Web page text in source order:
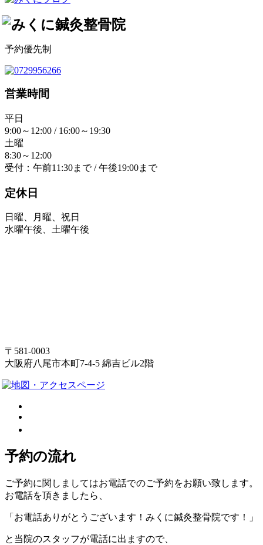
予約優先制
営業時間
平日
9:00～12:00 / 16:00～19:30
土曜
8:30～12:00
受付：午前11:30まで / 午後19:00まで
定休日
日曜、月曜、祝日
水曜午後、土曜午後
〒581-0003
大阪府八尾市本町7-4-5 綿吉ビル2階
予約の流れ
ご予約に関しましてはお電話でのご予約をお願い致します。
お電話を頂きましたら、
「お電話ありがとうございます！みくに鍼灸整骨院です！」
と当院のスタッフが電話に出ますので、